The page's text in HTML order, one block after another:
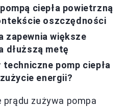
ciepła powietrzną
oszczędności
zapewnia większe
dłuższą metę
pomp ciepła
energii?
zużywa pompa